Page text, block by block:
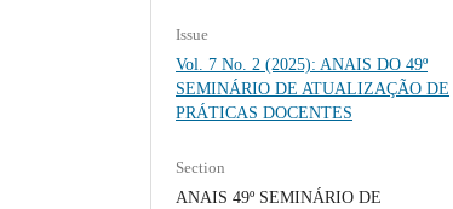
Issue
Vol. 7 No. 2 (2025): ANAIS DO 49º
SEMINÁRIO DE ATUALIZAÇÃO DE
PRÁTICAS DOCENTES
Section
ANAIS 49º SEMINÁRIO DE